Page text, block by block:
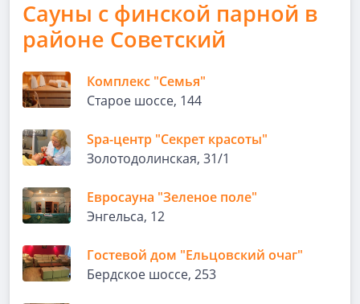
Сауны с финской парной в
районе Советский
Комплекс "Семья"
Старое шоссе, 144
Spa-центр "Секрет красоты"
Золотодолинская, 31/1
Евросауна "Зеленое поле"
Энгельса, 12
Гостевой дом "Ельцовский очаг"
Бердское шоссе, 253